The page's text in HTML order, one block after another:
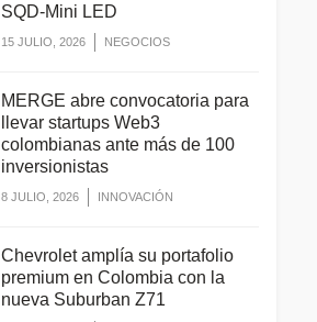
SQD-Mini LED
15 JULIO, 2026 NEGOCIOS
MERGE abre convocatoria para
llevar startups Web3
colombianas ante más de 100
inversionistas
8 JULIO, 2026 INNOVACIÓN
Chevrolet amplía su portafolio
premium en Colombia con la
nueva Suburban Z71